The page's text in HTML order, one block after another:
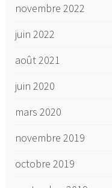
novembre 2022
juin 2022
août 2021
juin 2020
mars 2020
novembre 2019
octobre 2019